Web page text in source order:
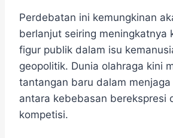
Perdebatan ini kemungkinan
berlanjut seiring meningkatnya
figur publik dalam isu
geopolitik. Dunia olahraga kini
tantangan baru dalam
antara kebebasan berekspresi
kompetisi.